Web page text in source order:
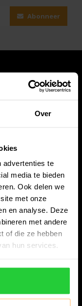
Over
advertenties te
media te bieden
Ook delen we
met onze
en analyse. Deze
met andere
of die ze hebben
hun services.
Abonneer
van Lelystad en